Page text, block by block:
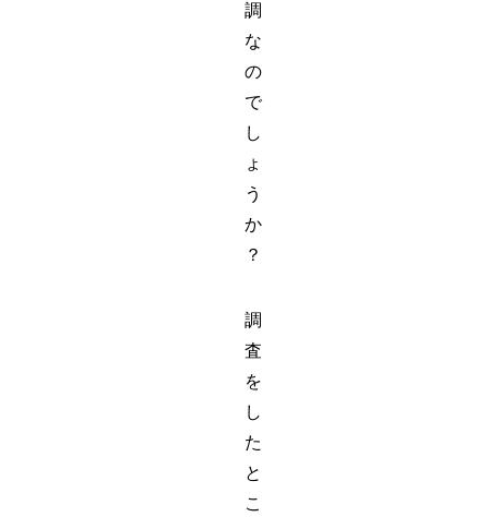
調
な
の
で
し
ょ
う
か
？
調
査
を
し
た
と
こ